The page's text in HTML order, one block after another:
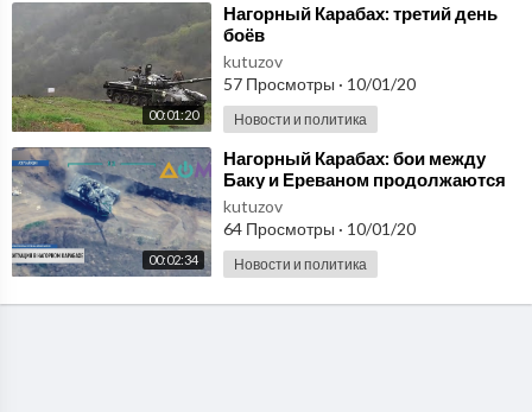
00:01:20
⁣Нагорный Карабах: третий день
боёв
kutuzov
57 Просмотры · 10/01/20
Новости и политика
00:02:34
⁣Нагорный Карабах: бои между
Баку и Ереваном продолжаются
пятый день
kutuzov
64 Просмотры · 10/01/20
Новости и политика